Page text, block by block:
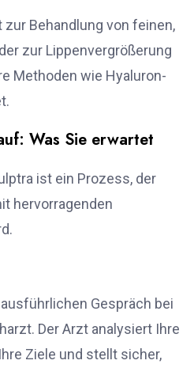
Behandlung von feinen,
zur Lippenvergrößerung
Methoden wie Hyaluron-
Was Sie erwartet
ist ein Prozess, der
hervorragenden
Gespräch bei
Der Arzt analysiert Ihre
Ziele und stellt sicher,